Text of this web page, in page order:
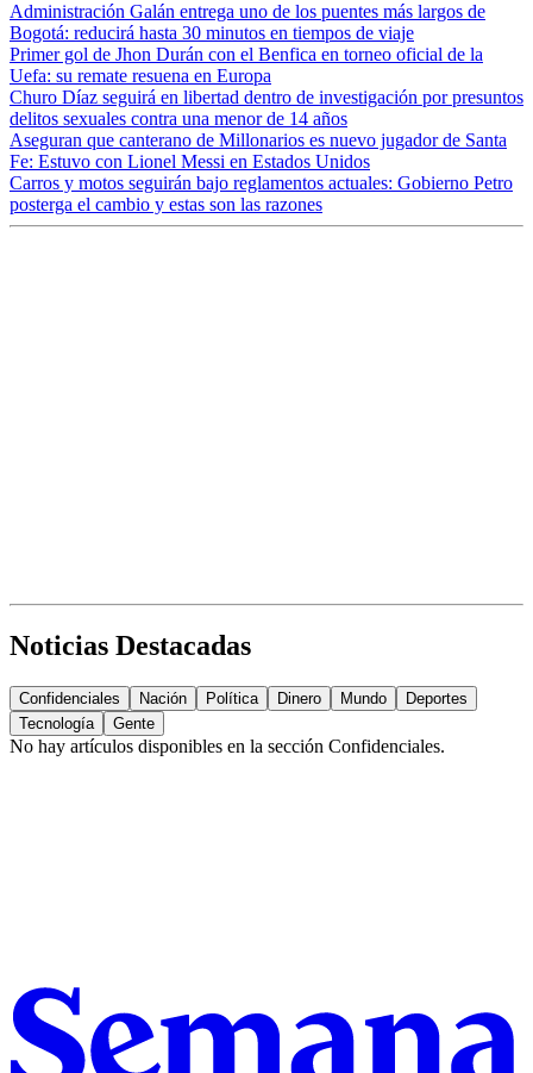
Administración Galán entrega uno de los puentes más largos de
Bogotá: reducirá hasta 30 minutos en tiempos de viaje
Primer gol de Jhon Durán con el Benfica en torneo oficial de la
Uefa: su remate resuena en Europa
Churo Díaz seguirá en libertad dentro de investigación por presuntos
delitos sexuales contra una menor de 14 años
Aseguran que canterano de Millonarios es nuevo jugador de Santa
Fe: Estuvo con Lionel Messi en Estados Unidos
Carros y motos seguirán bajo reglamentos actuales: Gobierno Petro
posterga el cambio y estas son las razones
Noticias Destacadas
Confidenciales Nación Política Dinero Mundo
Deportes
Tecnología
Gente
No hay artículos disponibles en la sección Confidenciales.